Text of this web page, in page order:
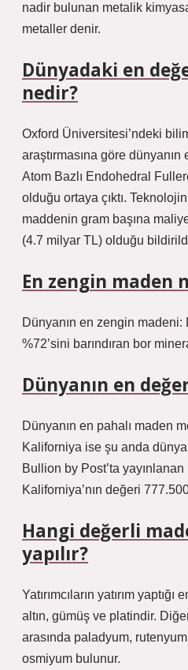
nadir bulunan metalik
metaller denir.
Dünyadaki en
nedir?
Oxford Üniversitesi’ndeki
araştırmasına göre
Atom Bazlı Endohedral
olduğu ortaya çıktı.
maddenin gram başına
(4.7 milyar TL) olduğu
En zengin maden
Dünyanın en zengin
%72’sini barındıran bor
Dünyanın en
Dünyanın en pahalı maden
Kaliforniya ise şu anda
Bullion by Post’ta
Kaliforniya’nın değeri
Hangi değerli
yapılır?
Yatırımcıların yatırım
altın, gümüş ve platindir.
arasında paladyum,
osmiyum bulunur.